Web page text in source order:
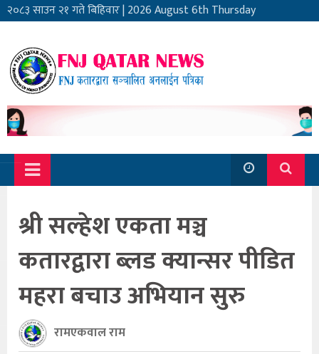
२०८३ साउन २१ गते बिहिवार|2026 August 6th Thursday
श्री सल्हेश एकता मञ्च
कतारद्वारा ब्लड क्यान्सर पीडित
महरा बचाउ अभियान सुरु
रामएकवाल राम